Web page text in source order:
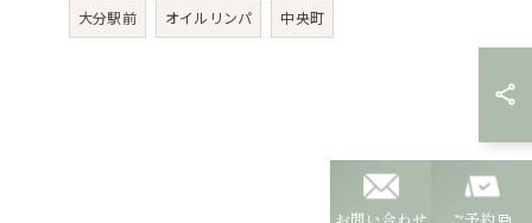
大分駅前 オイルリンパ 中央町